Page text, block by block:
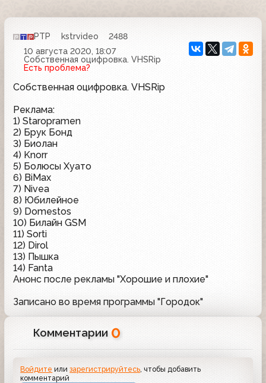
РТР kstrvideo
2488
10 августа 2020, 18:07
Собственная оцифровка. VHSRip
Есть проблема?
Собственная оцифровка. VHSRip
Реклама:
1) Staropramen
2) Брук Бонд
3) Биолан
4) Knorr
5) Болюсы Хуато
6) BiMax
7) Nivea
8) Юбилейное
9) Domestos
10) Билайн GSM
11) Sorti
12) Dirol
13) Пышка
14) Fanta
Анонс после рекламы "Хорошие и плохие"
Записано во время программы "Городок"
Комментарии 0
Войдите илизарегистрируйтесь , чтобы добавить
комментарий